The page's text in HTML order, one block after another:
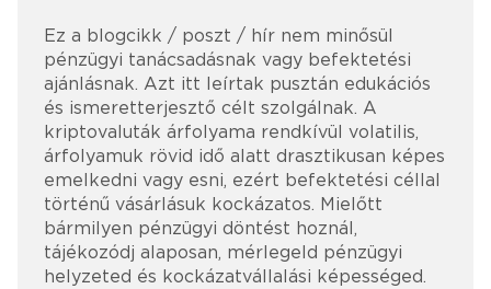
Ez a blogcikk / poszt / hír nem minősül
pénzügyi tanácsadásnak vagy befektetési
ajánlásnak. Azt itt leírtak pusztán edukációs
és ismeretterjesztő célt szolgálnak. A
kriptovaluták árfolyama rendkívül volatilis,
árfolyamuk rövid idő alatt drasztikusan képes
emelkedni vagy esni, ezért befektetési céllal
történű vásárlásuk kockázatos. Mielőtt
bármilyen pénzügyi döntést hoznál,
tájékozódj alaposan, mérlegeld pénzügyi
helyzeted és kockázatvállalási képességed.